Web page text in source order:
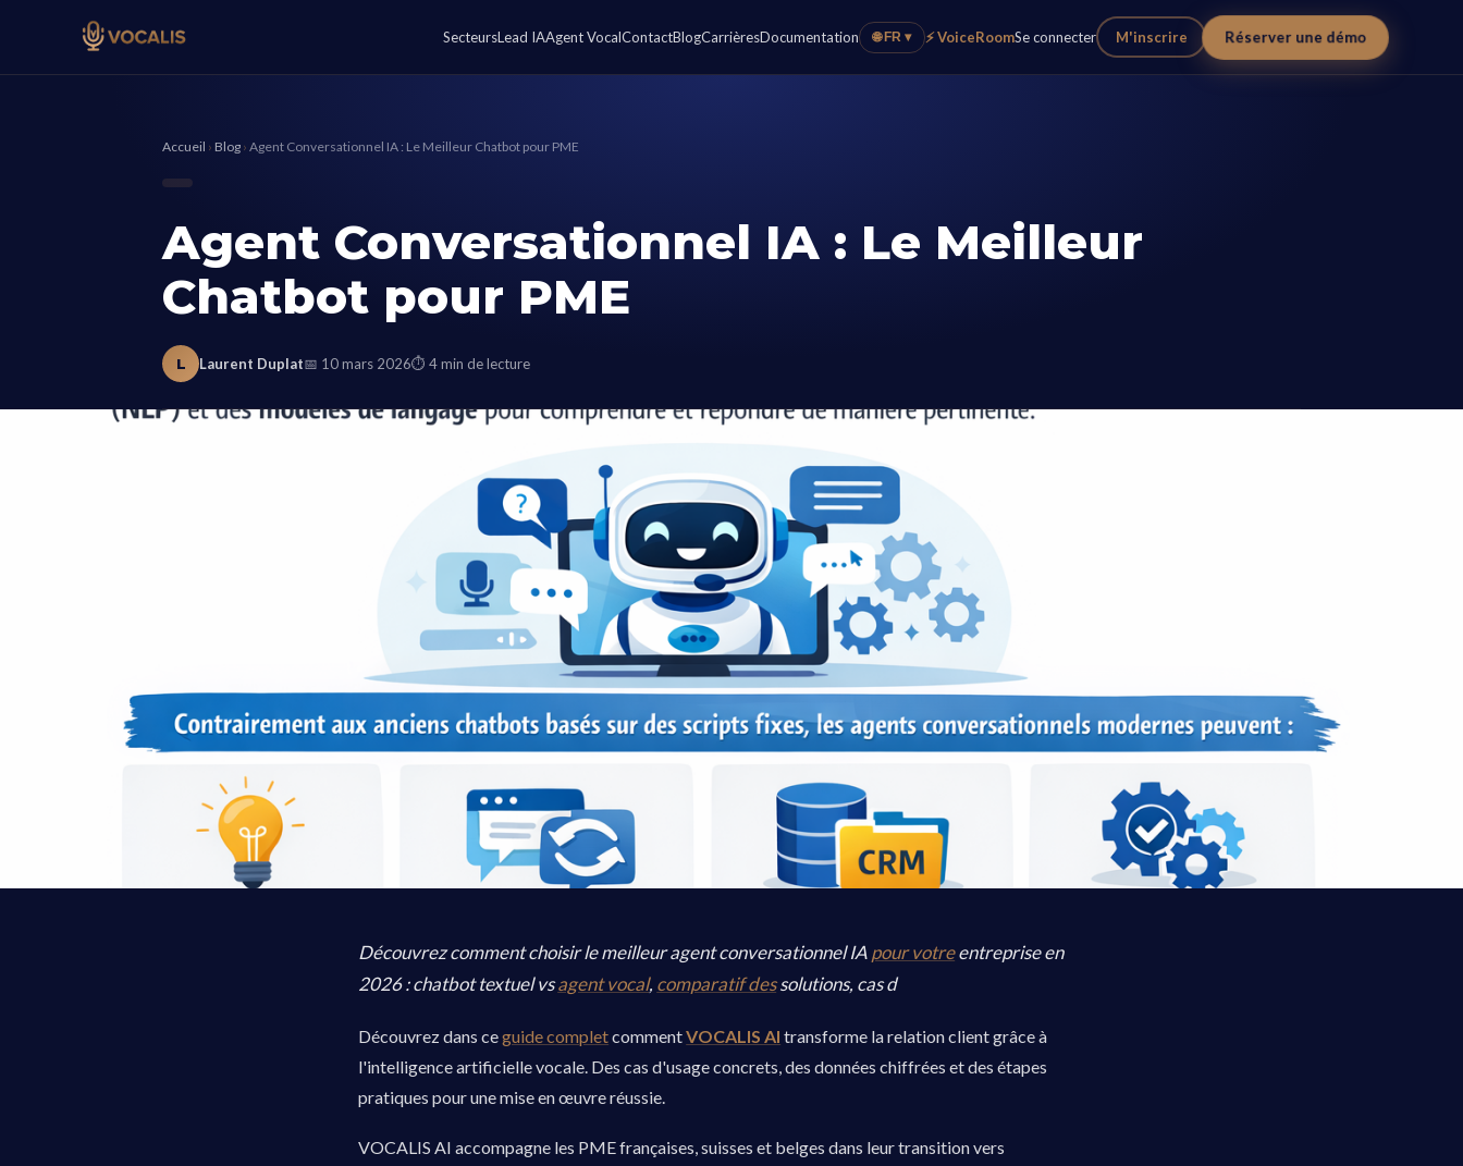
SecteursLead IAAgent VocalContactBlogCarrièresDocumentation 🌐 FR ▾ ⚡ VoiceRoomSe connecter M'inscrire Réserver une démo
Accueil › Blog › Agent Conversationnel IA : Le Meilleur Chatbot pour PME
Agent Conversationnel IA : Le Meilleur
Chatbot pour PME
L Laurent Duplat📅 10 mars 2026⏱ 4 min de lecture
Découvrez comment choisir le meilleur agent conversationnel IApour votreentreprise en
2026 : chatbot textuel vsagent vocal, comparatif dessolutions, cas d
Découvrez dans ceguide completcommentVOCALIS AI transforme la relation client grâce à
l'intelligence artificielle vocale. Des cas d'usage concrets, des données chiffrées et des étapes
pratiques pour une mise en œuvre réussie.
VOCALIS AI accompagne les PME françaises, suisses et belges dans leur transition vers